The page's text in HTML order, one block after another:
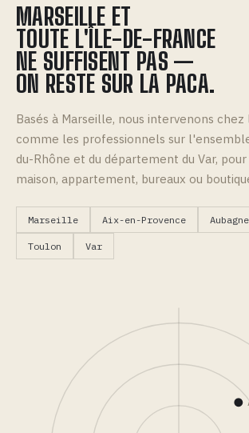
MARSEILLE ET
TOUTE L'ÎLE-DE-FRANCE
NE SUFFISENT PAS —
ON RESTE SUR LA PACA.
Basés à Marseille, nous intervenons
comme les professionnels sur
du-Rhône et du département du Var,
maison, appartement, bureaux ou
Marseille Aix-en-Provence Aubagne
Toulon Var